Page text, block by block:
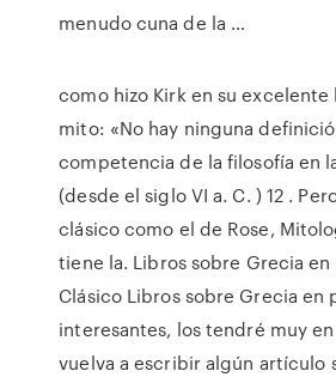
menudo cuna de la …
como hizo Kirk en su excelente
mito: «No hay ninguna
competencia de la filosofía en
(desde el siglo VI a. C. ) 12 .
clásico como el de Rose,
tiene la. Libros sobre Grecia
Clásico Libros sobre Grecia en
interesantes, los tendré muy
vuelva a escribir algún artículo